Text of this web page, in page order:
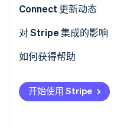
Connect 更新动态
轻松掌握最新信息
对 Stripe 集成的影响
如何获得帮助
开始使用 Stripe